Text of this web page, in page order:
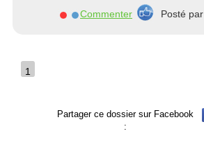
Commenter Posté par
1
Partager ce dossier sur Facebook
: